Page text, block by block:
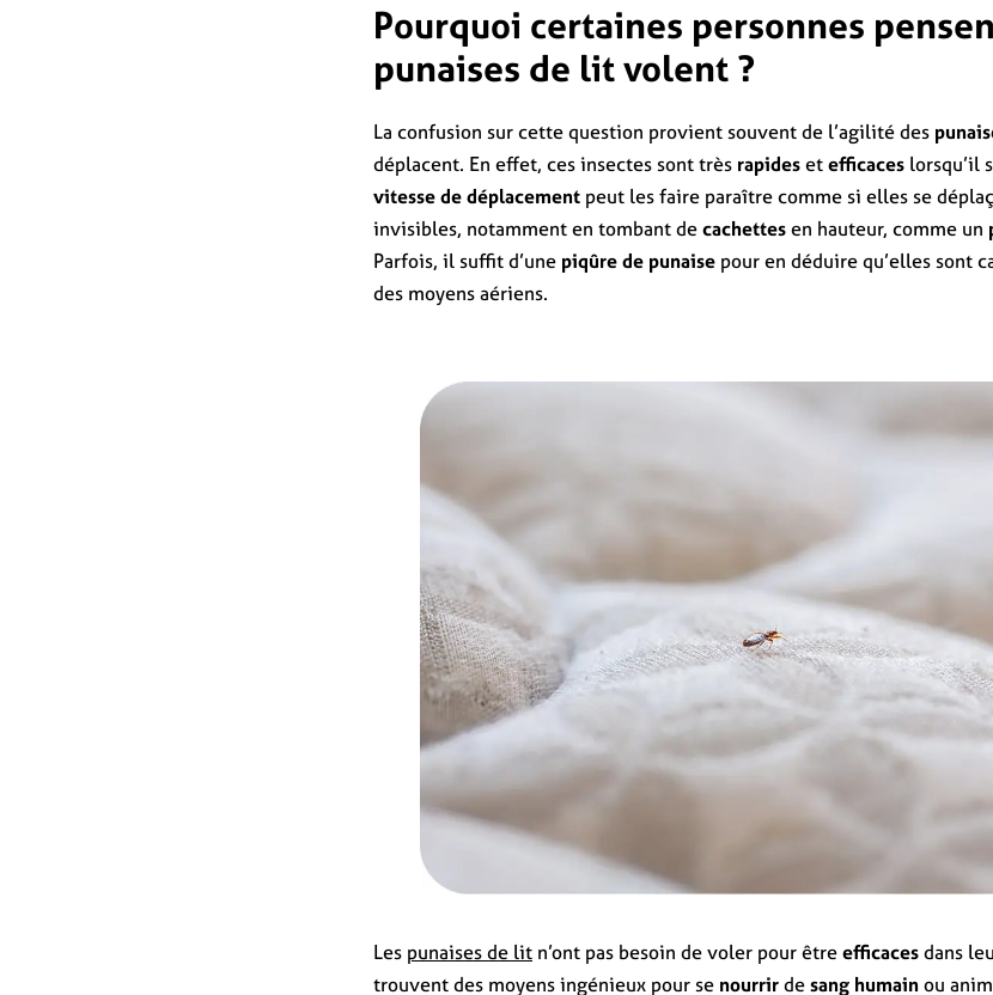
Pourquoi certaines personnes
punaises de lit volent ?
La confusion sur cette question provient souvent de l’agilité des
déplacent. En effet, ces insectes sont très rapidesetefficaces lorsqu’il
vitesse de déplacement peut les faire paraître comme si elles se
invisibles, notamment en tombant decachettesen hauteur, comme un
Parfois, il suffit d’une piqûre de punaise pour en déduire qu’elles sont
des moyens aériens.
Les punaises de lit n’ont pas besoin de voler pour êtreefficacesdans
trouvent des moyens ingénieux pour se nourrirdesang humainou